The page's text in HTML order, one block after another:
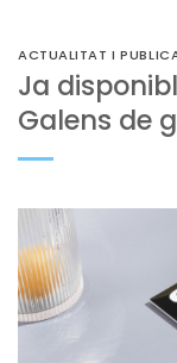
ACTUALITAT I
Ja
Galens de